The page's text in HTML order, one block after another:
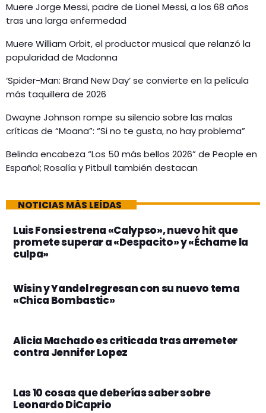
Muere Jorge Messi, padre de Lionel Messi, a los 68 años
tras una larga enfermedad
Muere William Orbit, el productor musical que relanzó la
popularidad de Madonna
‘Spider-Man: Brand New Day’ se convierte en la película
más taquillera de 2026
Dwayne Johnson rompe su silencio sobre las malas
críticas de “Moana”: “Si no te gusta, no hay problema”
Belinda encabeza “Los 50 más bellos 2026” de People en
Español; Rosalía y Pitbull también destacan
NOTICIAS MÁS LEÍDAS
Luis Fonsi estrena «Calypso», nuevo hit que
promete superar a «Despacito» y «Échame la
culpa»
Wisin y Yandel regresan con su nuevo tema
«Chica Bombastic»
Alicia Machado es criticada tras arremeter
contra Jennifer Lopez
Las 10 cosas que deberías saber sobre
Leonardo DiCaprio